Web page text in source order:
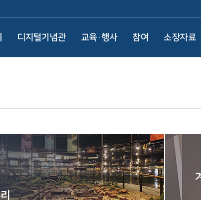
디지털기념관 교육·행사 참여 소장자료